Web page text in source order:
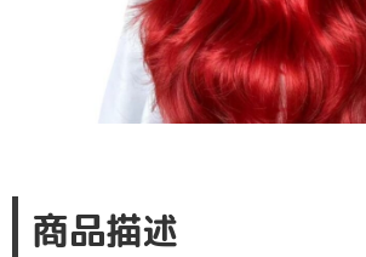
商品描述